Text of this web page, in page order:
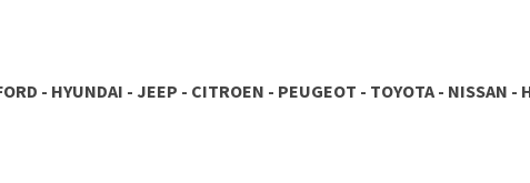
- HYUNDAI - JEEP - CITROEN - PEUGEOT - TOYOTA - NISSAN -